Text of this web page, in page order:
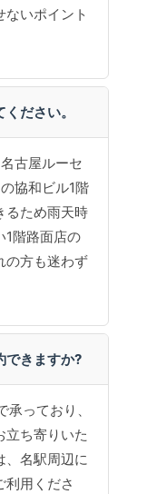
いポイント
ださい。
古屋ルーセ
協和ビル1階
るため雨天時
1階路面店の
の方も迷わず
できますか?
っており、
立ち寄りいた
、名駅周辺に
利用くださ